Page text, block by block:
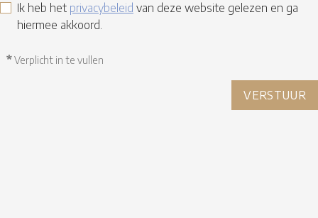
Ik heb het privacybeleid van deze website gelezen en ga
hiermee akkoord.
*Verplicht in te vullen
VERSTUUR